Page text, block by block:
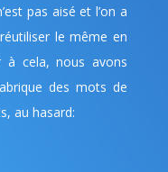
pas aisé et l’on a
le même en
à cela, nous avons
des mots de
au hasard: